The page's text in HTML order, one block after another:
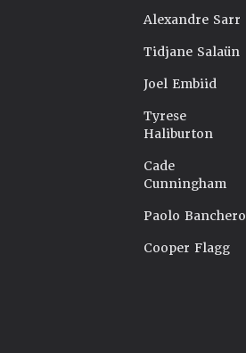
Alexandre Sarr
Tidjane Salaün
Joel Embiid
Tyrese
Haliburton
Cade
Cunningham
Paolo Banchero
Cooper Flagg